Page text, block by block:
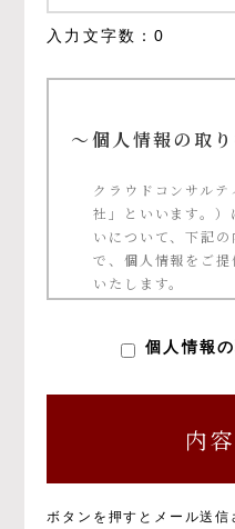
入力文字数： 0
～個人情報の取
クラウドコンサル
社」といいます。
いについて、下記
で、個人情報をご
いたします。
以下のとおりです。
③ご本人の承諾に
個人情報
ボタンを押すとメール送信